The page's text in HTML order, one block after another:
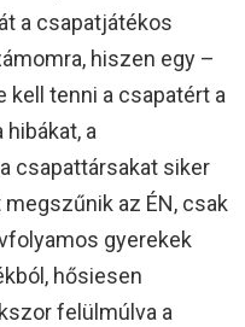
a csapatjátékos
hiszen egy –
kell tenni a csapatért a
a
csapattársakat siker
az ÉN, csak
gyerekek
hősiesen
felülmúlva a